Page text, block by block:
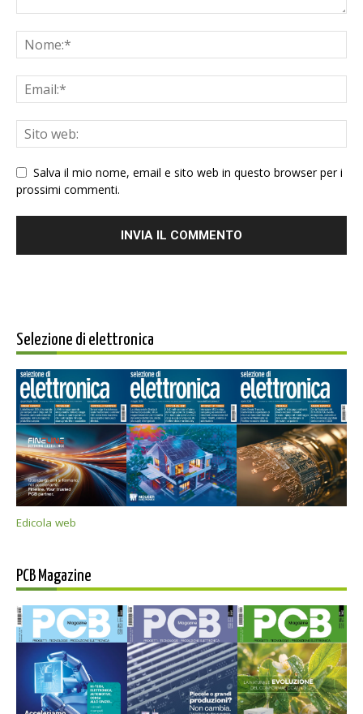
Salva il mio nome, email e sito web in questo browser per i
prossimi commenti.
Selezione di elettronica
Edicola web
PCB Magazine